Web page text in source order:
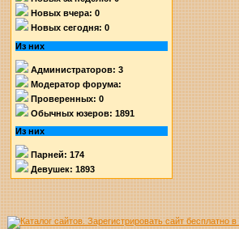
Новых вчера: 0
Новых сегодня: 0
Из них
Администраторов: 3
Модератор форума:
Проверенных: 0
Обычных юзеров: 1891
Из них
Парней: 174
Девушек: 1893